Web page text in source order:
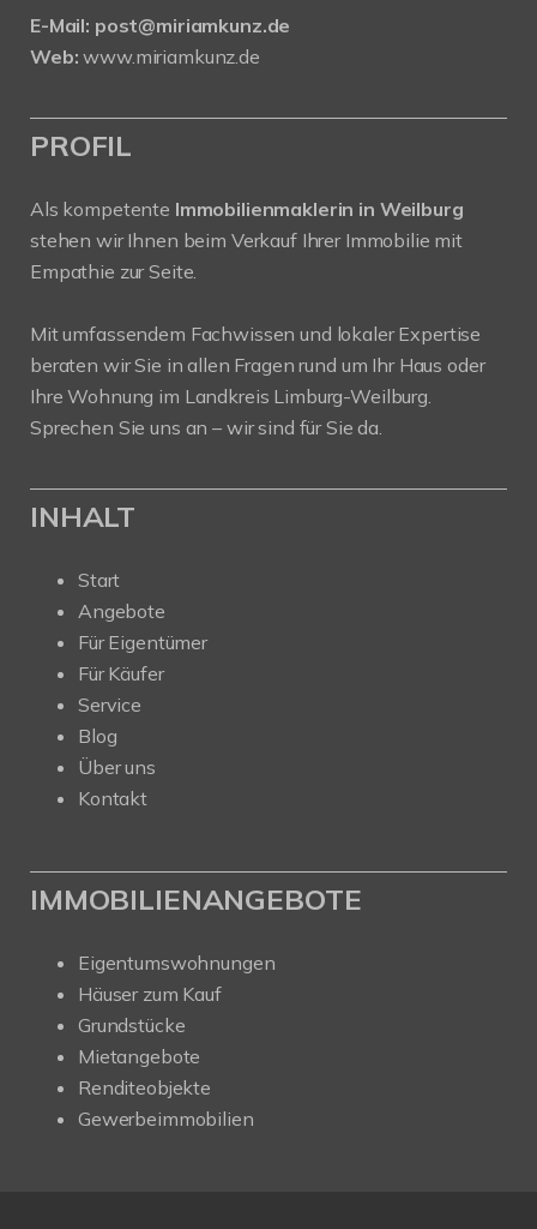
E-Mail: post@miriamkunz.de
Web: www.miriamkunz.de
PROFIL
Als kompetente Immobilienmaklerin in Weilburg
stehen wir Ihnen beim Verkauf Ihrer Immobilie mit
Empathie zur Seite.
Mit umfassendem Fachwissen und lokaler Expertise
beraten wir Sie in allen Fragen rund um Ihr Haus oder
Ihre Wohnung im Landkreis Limburg-Weilburg.
Sprechen Sie uns an – wir sind für Sie da.
INHALT
Start
Angebote
Für Eigentümer
Für Käufer
Service
Blog
Über uns
Kontakt
IMMOBILIENANGEBOTE
Eigentumswohnungen
Häuser zum Kauf
Grundstücke
Mietangebote
Renditeobjekte
Gewerbeimmobilien